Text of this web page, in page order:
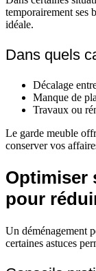
temporairement ses
idéale.
Dans quels
Décalage
Manque de
Travaux ou
Le garde meuble
conserver vos
Optimiser
pour
Un déménagement
certaines astuces